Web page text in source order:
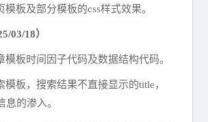
模板及部分模板的css样式效果。
03/18）
模板时间因子代码及数据结构代码。
模板，搜索结果不直接显示的title，
息的渗入。